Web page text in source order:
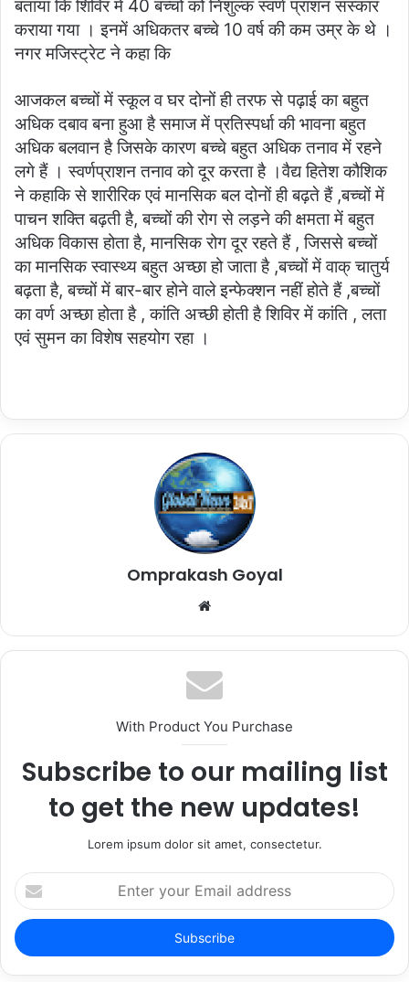
बताया कि शिविर में 40 बच्चों को निशुल्क स्वर्ण प्राशन संस्कार
कराया गया । इनमें अधिकतर बच्चे 10 वर्ष की कम उम्र के थे ।
नगर मजिस्ट्रेट ने कहा कि
आजकल बच्चों में स्कूल व घर दोनों ही तरफ से पढ़ाई का बहुत
अधिक दबाव बना हुआ है समाज में प्रतिस्पर्धा की भावना बहुत
अधिक बलवान है जिसके कारण बच्चे बहुत अधिक तनाव में रहने
लगे हैं । स्वर्णप्राशन तनाव को दूर करता है ।वैद्य हितेश कौशिक
ने कहाकि से शारीरिक एवं मानसिक बल दोनों ही बढ़ते हैं ,बच्चों में
पाचन शक्ति बढ़ती है, बच्चों की रोग से लड़ने की क्षमता में बहुत
अधिक विकास होता है, मानसिक रोग दूर रहते हैं , जिससे बच्चों
का मानसिक स्वास्थ्य बहुत अच्छा हो जाता है ,बच्चों में वाक् चातुर्य
बढ़ता है, बच्चों में बार-बार होने वाले इन्फेक्शन नहीं होते हैं ,बच्चों
का वर्ण अच्छा होता है , कांति अच्छी होती है शिविर में कांति , लता
एवं सुमन का विशेष सहयोग रहा ।
Omprakash Goyal
Website
With Product You Purchase
Subscribe to our mailing list
to get the new updates!
Lorem ipsum dolor sit amet, consectetur.
Enter
your
Email
address